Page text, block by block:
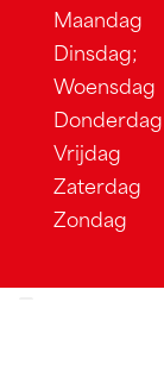
Maandag
Dinsdag;
Woensdag
Donderdag
Vrijdag
Zaterdag
Zondag